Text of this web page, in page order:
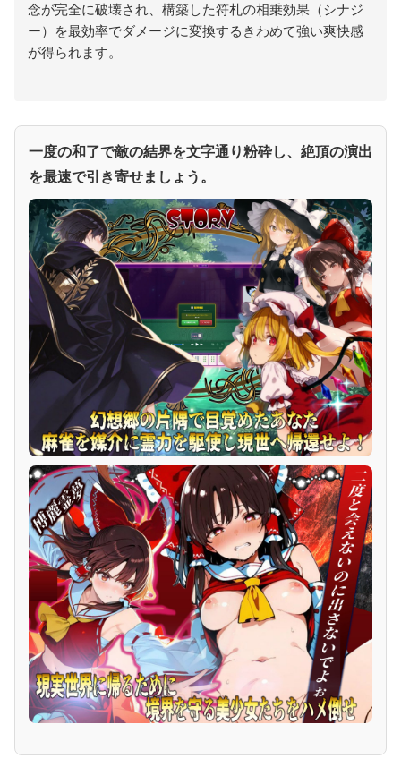
念が完全に破壊され、構築した符札の相乗効果（シナジ
ー）を最効率でダメージに変換するきわめて強い爽快感
が得られます。
一度の和了で敵の結界を文字通り粉砕し、絶頂の演出
を最速で引き寄せましょう。